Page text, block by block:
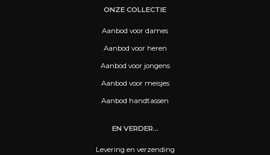
ONZE COLLECTIE
Aanbod voor dames
Aanbod voor heren
Aanbod voor jongens
Aanbod voor meisjes
Aanbod handtassen
EN VERDER...
Levering en verzending